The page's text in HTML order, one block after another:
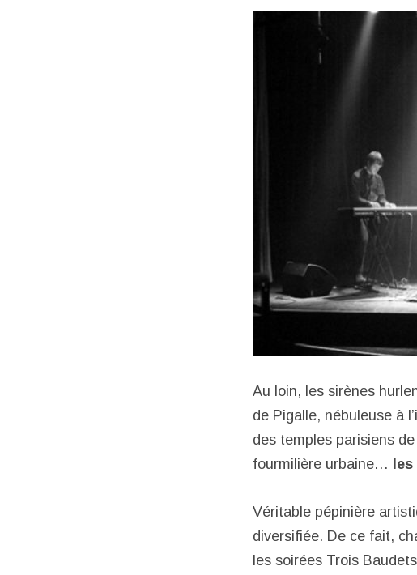
Au loin, les sirènes
de Pigalle, nébuleuse à
des temples parisiens
fourmilière urbaine… les
Véritable pépinière
diversifiée. De ce fait,
les soirées Trois